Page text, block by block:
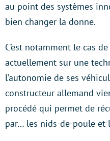
au point des systèmes
bien changer la donne.
C’est notamment le cas
actuellement sur une
l’autonomie de ses
constructeur allemand
procédé qui permet de
par… les nids-de-poule et